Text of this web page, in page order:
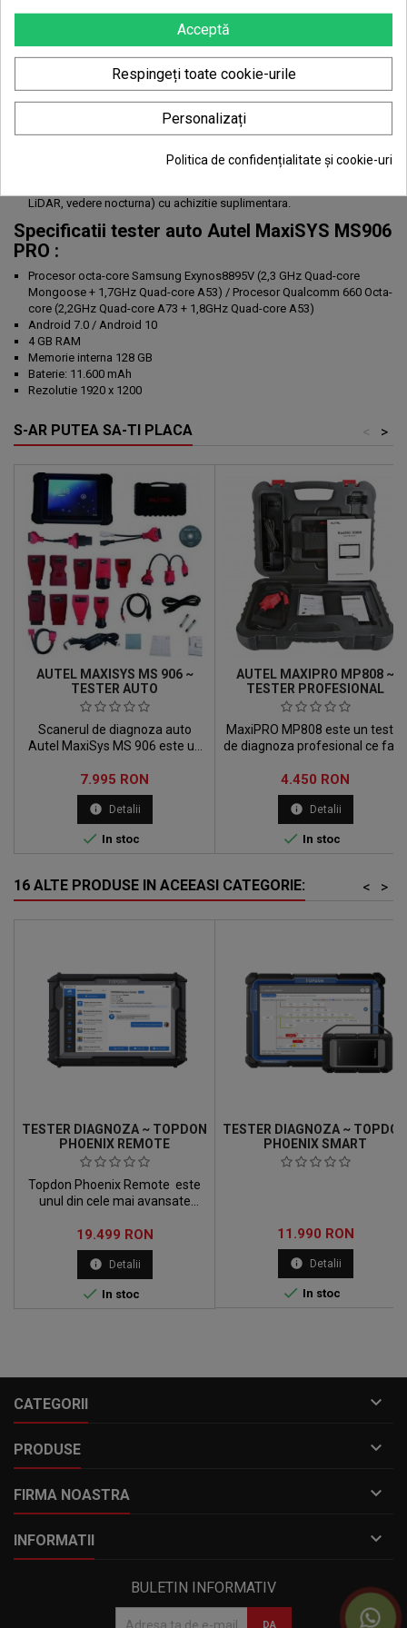
de 16 MP si camera spate de 16 MP.
Interfata de comunicatie wireless Bluetooth MaxiVCI V200 care
accepta cele mai recente protocoale de comunicare
Diagnosticare cuprinzatoare pentru vehiculele din 1996 si mai noi din
SUA, Asia si Europa
AutoScan: Scaneaza toate sistemele disponibile, inclusiv
Cititi/Stergeti coduri, Vizualizati Cadru inghetat si Date live
Efectuati teste active (controale bidirectionale), codare si adaptari
AutoVIN/Scan VIN pentru identificarea rapida a vehiculului
LiDAR, vedere nocturna) cu achizitie suplimentara.
Specificatii tester auto Autel MaxiSYS MS906
PRO :
Procesor octa-core Samsung Exynos8895V (2,3 GHz Quad-core
Mongoose + 1,7GHz Quad-core A53) / Procesor Qualcomm 660 Octa-
core (2,2GHz Quad-core A73 + 1,8GHz Quad-core A53)
Android 7.0 / Android 10
4 GB RAM
Memorie interna 128 GB
Baterie: 11.600 mAh
Rezolutie 1920 x 1200
S-AR PUTEA SA-TI PLACA >
<
AUTEL MAXISYS MS 906 ~
TESTER AUTO
Scanerul de diagnoza auto
Autel MaxiSys MS 906 este un
corecta si rapida a
autovehiculelor, care se
bazeaza pe sistemul de operare
Android si este prezent avand o
acoperire extinsa a
pret acceisibil.
Pret
7.995 RON
info Detalii
 In stoc
AUTEL MAXIPRO MP808 ~
TESTER PROFESIONAL
MaxiPRO MP808 este un tester
de diagnoza profesional ce face
stabila, mai cuprinzatoare si mai
usor de facut. Noua generatie
de testere de diagnoza de la
Autel iese in evidenta printr-o
performanta incredibil de mare
de diagnoza.
Pret
4.450 RON
info Detalii
 In stoc
16 ALTE PRODUSE IN ACEEASI CATEGORIE: >
<
TESTER DIAGNOZA ~ TOPDON
PHOENIX REMOTE
Topdon Phoenix Remote este
unul din cele mai avansate
din lume. Cu ajutorul
testerului Topdon
Phoenix Remote puteti face
codari, adaptari si chiar si
programari.
Pret
19.499 RON
info Detalii
 In stoc
TESTER DIAGNOZA ~ TOPDON
PHOENIX SMART
Pret
11.990 RON
info Detalii
 In stoc
CATEGORII 
PRODUSE 
FIRMA NOASTRA 
INFORMATII 
BULETIN INFORMATIV
Acceptă
Respingeți toate cookie-urile
Personalizați
Politica de confidențialitate și cookie-uri